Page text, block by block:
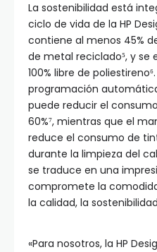
La sostenibilidad está
ciclo de vida de la HP
contiene al menos 45%
de metal reciclado⁵, y se
100% libre de
programación
puede reducir el
60%⁷, mientras que el
reduce el consumo de
durante la limpieza del
se traduce en una
compromete la
la calidad, la
«Para nosotros, la HP